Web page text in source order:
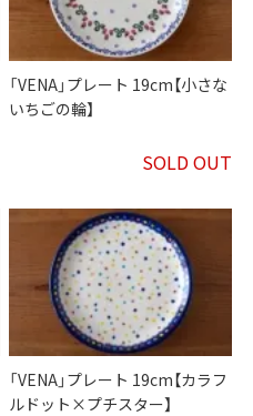
「VENA」プレート 19cm【小さな
いちごの輪】
SOLD OUT
「VENA」プレート 19cm【カラフ
ルドット×プチスター】